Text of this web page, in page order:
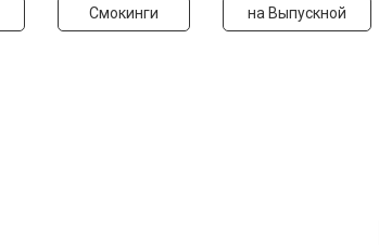
Смокинги на Выпускной